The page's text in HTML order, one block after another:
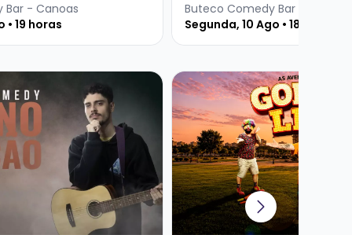
Bar - Canoas
• 19 horas
Buteco Comedy Bar - Canoas
Segunda, 10 Ago • 18:30
CORAÇÃO - SHOW SOLOVeja mais sobre AS